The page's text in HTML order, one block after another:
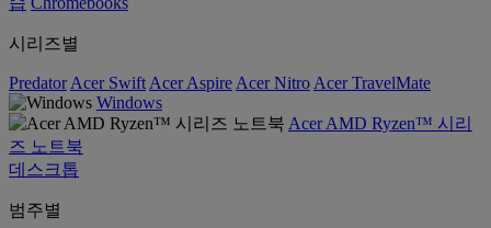
시리즈별
Predator Acer Swift Acer Aspire Acer Nitro Acer TravelMate
Windows
Acer AMD Ryzen™ 시리
즈 노트북
데스크톱
범주별